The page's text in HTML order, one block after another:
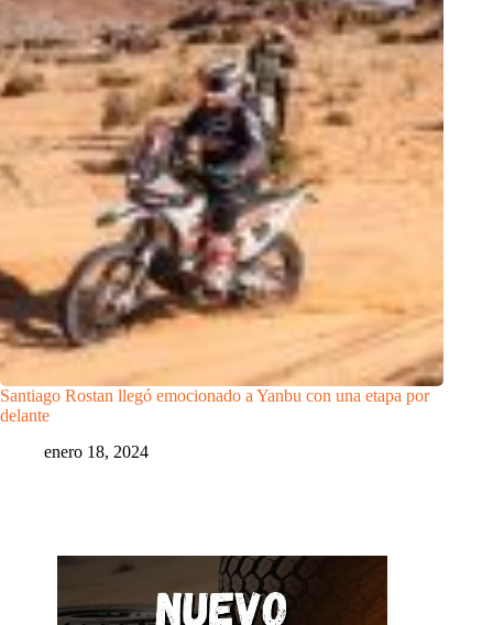
Santiago Rostan llegó emocionado a Yanbu con una etapa por
delante
enero 18, 2024